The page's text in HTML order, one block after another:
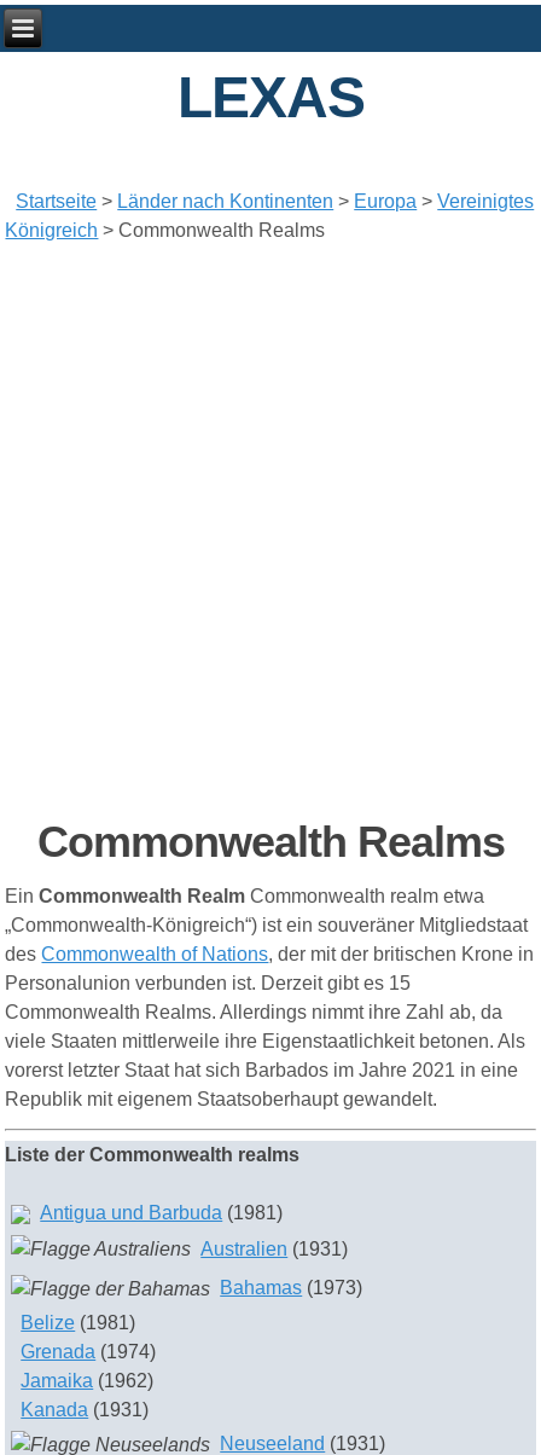
LEXAS
Startseite > Länder nach Kontinenten > Europa >Vereinigtes
Königreich >Commonwealth Realms
Commonwealth Realms
EinCommonwealth Realm Commonwealth realm etwa
„Commonwealth-Königreich“) ist ein souveräner Mitgliedstaat
desCommonwealth of Nations, der mit der britischen Krone in
Personalunion verbunden ist. Derzeit gibt es 15
Commonwealth Realms. Allerdings nimmt ihre Zahl ab, da
viele Staaten mittlerweile ihre Eigenstaatlichkeit betonen. Als
vorerst letzter Staat hat sich Barbados im Jahre 2021 in eine
Republik mit eigenem Staatsoberhaupt gewandelt.
Liste der Commonwealth realms
Antigua und Barbuda (1981)
Australien (1931)
Bahamas (1973)
Belize (1981)
Grenada (1974)
Jamaika (1962)
Kanada (1931)
Neuseeland (1931)